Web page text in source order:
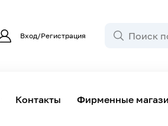
Вход/Регистрация
Контакты Фирменные